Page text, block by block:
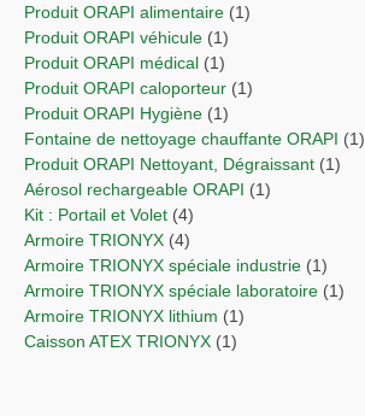
Produit ORAPI alimentaire (1)
Produit ORAPI véhicule (1)
Produit ORAPI médical (1)
Produit ORAPI caloporteur (1)
Produit ORAPI Hygiène (1)
Fontaine de nettoyage chauffante ORAPI (1)
Produit ORAPI Nettoyant, Dégraissant (1)
Aérosol rechargeable ORAPI (1)
Kit : Portail et Volet (4)
Armoire TRIONYX (4)
Armoire TRIONYX spéciale industrie (1)
Armoire TRIONYX spéciale laboratoire (1)
Armoire TRIONYX lithium (1)
Caisson ATEX TRIONYX (1)